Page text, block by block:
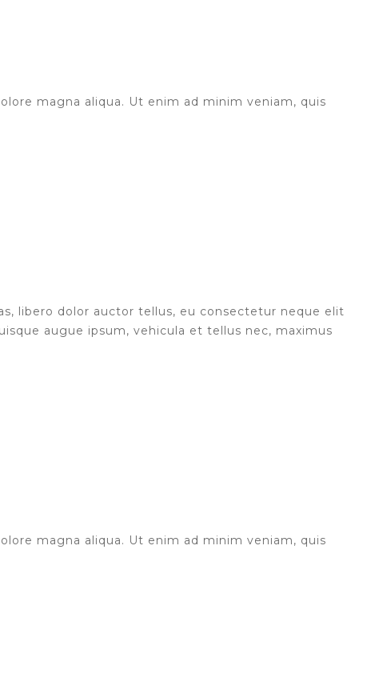
magna aliqua. Ut enim ad minim veniam, quis
libero dolor auctor tellus, eu consectetur neque elit
augue ipsum, vehicula et tellus nec, maximus
magna aliqua. Ut enim ad minim veniam, quis